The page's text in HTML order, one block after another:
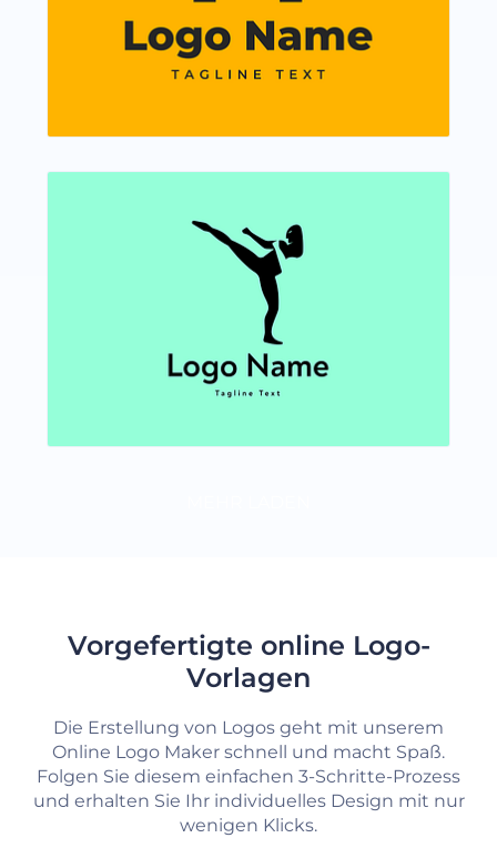
Vorgefertigte online Logo-
Vorlagen
Die Erstellung von Logos geht mit unserem
Online Logo Maker schnell und macht Spaß.
Folgen Sie diesem einfachen 3-Schritte-Prozess
und erhalten Sie Ihr individuelles Design mit nur
wenigen Klicks.